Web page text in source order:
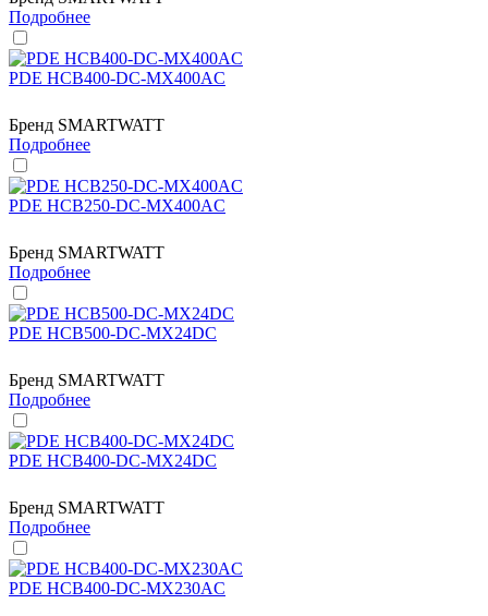
Подробнее
PDE HCB400-DC-MX400AC
Бренд SMARTWATT
Подробнее
PDE HCB250-DC-MX400AC
Бренд SMARTWATT
Подробнее
PDE HCB500-DC-MX24DC
Бренд SMARTWATT
Подробнее
PDE HCB400-DC-MX24DC
Бренд SMARTWATT
Подробнее
PDE HCB400-DC-MX230AC